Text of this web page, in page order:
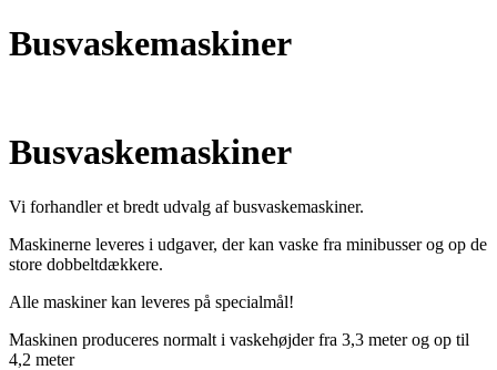
Busvaskemaskiner
Busvaskemaskiner
Vi forhandler et bredt udvalg af busvaskemaskiner.
Maskinerne leveres i udgaver, der kan vaske fra minibusser og op de
store dobbeltdækkere.
Alle maskiner kan leveres på specialmål!
Maskinen produceres normalt i vaskehøjder fra 3,3 meter og op til
4,2 meter